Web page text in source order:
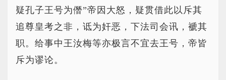
疑孔子王号为僭”帝因大怒，疑贯借此以斥其
追尊皇考之非，诋为奸恶，下法司会讯，褫其
职。给事中王汝梅等亦极言不宜去王号，帝皆
斥为谬论。